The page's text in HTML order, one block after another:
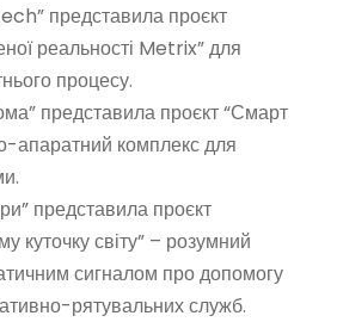
представила проєкт
реальності Metrix” для
процесу.
представила проєкт “Смарт
апаратний комплекс для
представила проєкт
куточку світу” – розумний
сигналом про допомогу
рятувальних служб.